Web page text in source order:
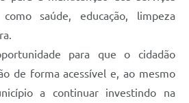
como saúde, educação, limpeza
para que o cidadão
de forma acessível e, ao mesmo
a continuar investindo na